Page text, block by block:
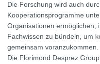
Die Forschung wird auch
Kooperationsprogramme
Organisationen ermöglichen,
Fachwissen zu bündeln, um
gemeinsam voranzukommen.
Die Florimond Desprez